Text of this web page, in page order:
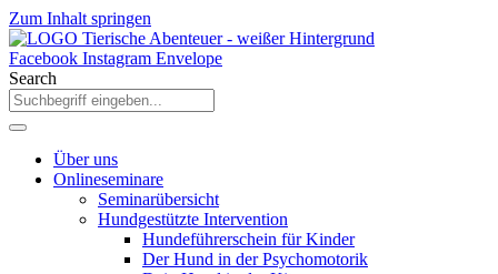
Zum Inhalt springen
Facebook Instagram Envelope
Search
Über uns
Onlineseminare
Seminarübersicht
Hundgestützte Intervention
Hundeführerschein für Kinder
Der Hund in der Psychomotorik